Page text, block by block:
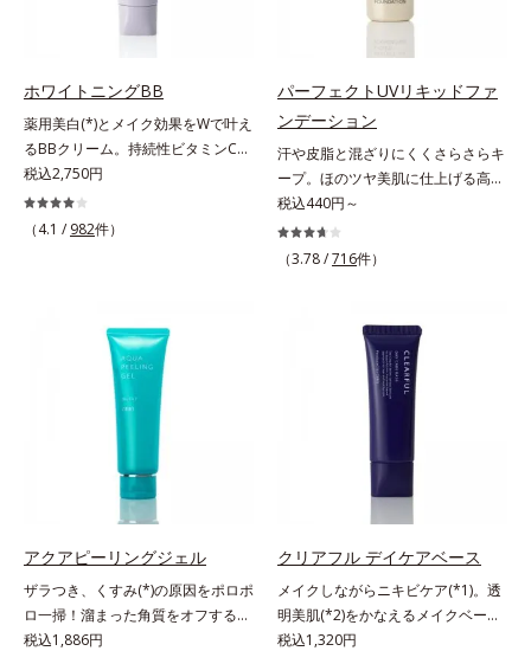
コリン・メタクリル酸ブチル共重合
体液*2 メラニンの生成を抑え、シ
ミ・ソバカスを防ぐ*3 日本化粧品
業界で初めてメラニンの第三のルー
トに着目し、日本放射線影響学会第
53回大会で2010年10月に初めて発
スコルビン酸 2-グルコシド*9 L-ア
スコルビン酸 2-グルコシド、パウダ
ルコ樹皮エキス、油溶性甘草エキス
(2)*10 乾燥など
乾性肌）*1 シミ・ソバカスが肌表
*3 うるおいにより透明感のある肌
*4 日本化粧品業界で初めてメラニ
射線影響学会第53回大会で2010年
10月に初めて発表したこと*5 うる
おいによる*6 メラノサイトまで*7
L-アスコルビン酸 2-グルコシド*8
L-アスコルビン酸 2-グルコシド、パ
わかりました。そこでオルビス ブ
ライト シリーズは「メラニンにじ
C(*7)」を採用。肌奥(*5)まで浸透
ラニンの生成を食い止めます。また
オルビス独自成分の「ブライトVC
コンプレックス(*8)」が、透明感を
阻害する原因(*9)にアプローチしま
す。さらに肌表面のなめらかさやみ
感を包括的にサポート。全方位ケア
のアプローチによって、肌本来の輝
きを生かして澄み渡る、輝き透明肌
を叶えます。L＝さっぱりタイプ
（脂性肌～普通肌）M＝しっとりタ
イプ（普通肌～乾性肌）*1 メラニ
ンの生成を抑え、シミ・ソバカスを
防ぐ*2 日本化粧品業界で初めてメ
本放射線影響学会第53回大会で
2010年10月に初めて発表したこと
*3 うるおいにより透明感のある肌
*4 うるおいによる*5 メラノサイト
(*2)と外側、両方からのWアプロー
かけてダウンしていくハリの低下を
予防。朝の“ピーク肌”が長時間続き
アップさせる効果(*4)があり、朝の
メイク前のスキンケアにぴったり。
オイルカットでベタつかないので、
すぐにメイクが始められます。*1
乾燥など *2 角層内 *3 ちり・ほこ
り等 *4 メイクアップ効果による
ホワイトニングBB
薬用美白(*)とメイク効果をWで叶え
るBBクリーム。持続性ビタミンC誘
導体で美白しながらくすみのない軽
やか美肌を長時間キープ。メイクし
ながら日中美白(*)効果も発揮する、
白美容液に色をつける”製法で生ま
れたBBだから、塗るだけで日中も
美白効果を発揮。さらに肌のくすみ
をパッと飛ばし、皮脂テカを防ぎな
がら明るい肌を長時間キープしま
す。これ1つで、美白美容液・日焼
け止め・化粧下地・ファンデ―ショ
ン・コンシーラー・パウダーを兼ね
る1本6役。時短メイクが叶います。
* メラニンの生成を抑え、シミ・ソ
バカスを防ぐ
税込2,750円
（4.1 / 982件）
パーフェクトUVリキッドファ
ンデーション
汗や皮脂と混ざりにくくさらさらキ
ープ。ほのツヤ美肌に仕上げる高
SPFファンデ。SPF50・PA++++で紫
外線を強力カットしながら、さらさ
ら美肌が10時間(*)続くリキッドフ
で、時間が経ってもくすみにくく、
くずれにくく、軽やかにピタッとフ
ィット。まるでつけたてのような美
肌をキープします。またドーナツ型
の粉体を採用したことで、より多く
均一に光を拡散することを実現。毛
穴やシミの目立ちにくい“ほのツヤ
美肌”に仕上げます。ウォータープ
ルーフテスト済で、アウトドアにも
おすすめです。* 10時間化粧持ちデ
人差があります。
税込440円～
（3.78 /716件）
アクアピーリングジェル
ザラつき、くすみ(*)の原因をポロポ
ロ一掃！溜まった角質をオフするピ
ーリングジェル。ミネラル豊富な水
税込1,886円
クリアフル デイケアベース
メイクしながらニキビケア(*1)。透
明美肌(*2)をかなえるメイクベー
ス。ニキビがあると、メイクはニキ
税込1,320円